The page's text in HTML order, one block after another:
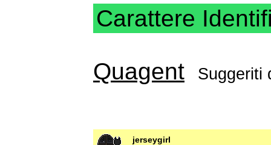
Carattere
Quagent Suggeriti
jerseygirl